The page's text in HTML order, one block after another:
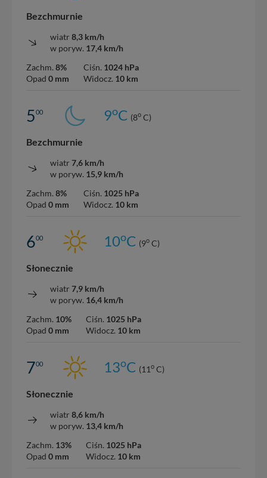
Bezchmurnie
wiatr 8,3 km/h
w poryw. 17,4 km/h
Zachm. 8%
Opad 0 mm
Ciśn. 1024 hPa
Widocz. 10 km
500 9oC (8o C)
Bezchmurnie
wiatr 7,6 km/h
w poryw. 15,9 km/h
Zachm. 8%
Opad 0 mm
Ciśn. 1025 hPa
Widocz. 10 km
600 10oC (9o C)
Słonecznie
wiatr 7,9 km/h
w poryw. 16,4 km/h
Zachm. 10%
Opad 0 mm
Ciśn. 1025 hPa
Widocz. 10 km
700 13oC (11o C)
Słonecznie
wiatr 8,6 km/h
w poryw. 13,4 km/h
Zachm. 13%
Opad 0 mm
Ciśn. 1025 hPa
Widocz. 10 km